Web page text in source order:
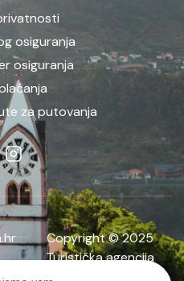
osiguranja
osiguranja
za putovanja
Copyright © 2025
Turistička agencija
ADRIJANA | Sva prava